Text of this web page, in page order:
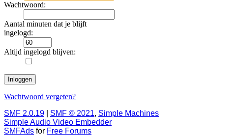
Wachtwoord:
Aantal minuten dat je blijft
ingelogd:
Altijd ingelogd blijven:
Wachtwoord vergeten?
SMF 2.0.19
SMF © 2021, Simple Machines
Simple Audio Video Embedder
SMFAds for Free Forums